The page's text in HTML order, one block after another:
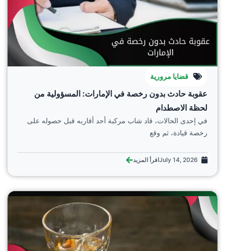
قضايا مرورية
عقوبة حادث بدون رخصة في الإمارات: المسؤولية من
لحظة الاصطدام
في إحدى الحالات، قاد شاب مركبة أحد أقاربه قبل حصوله على
رخصة قيادة، ثم وقع
July 14, 2026اقرأ المزيد